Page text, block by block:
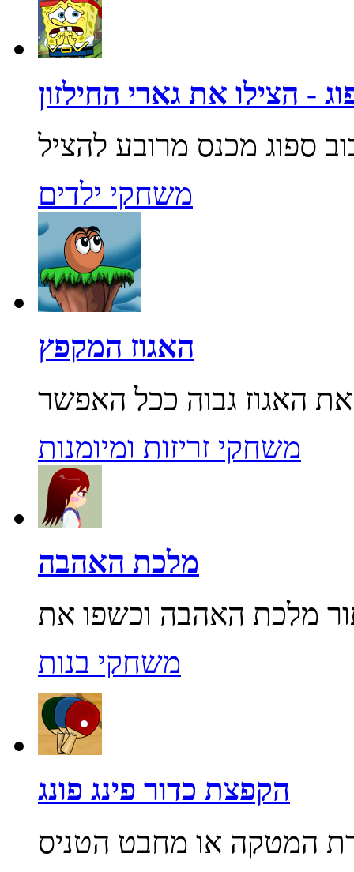
- הצילו את גארי החילזון
משחקי ילדים
האגוז המקפץ
משחקי זריזות ומיומנות
מלכת האהבה
משחקי בנות
הקפצת כדור פינג פונג